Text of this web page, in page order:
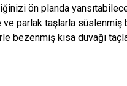
ön planda
parlak taşlarla
bezenmiş kısa duvağı